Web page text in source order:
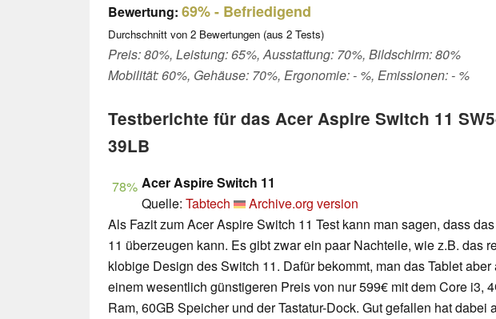
Bewertung: 69%- Befriedigend
Durchschnitt von 2 Bewertungen (aus 2 Tests)
Preis: 80%, Leistung: 65%, Ausstattung: 70%, Bildschirm: 80%
Mobilität: 60%, Gehäuse: 70%, Ergonomie: - %, Emissionen: - %
Testberichte für das Acer Aspire Switch 11
39LB
78% Acer Aspire Switch 11
Quelle: Tabtech
Archive.org version
Als Fazit zum Acer Aspire Switch 11 Test kann man sagen, dass
11 überzeugen kann. Es gibt zwar ein paar Nachteile, wie z.B. das
klobige Design des Switch 11. Dafür bekommt, man das Tablet aber
einem wesentlich günstigeren Preis von nur 599€ mit dem Core i3,
Ram, 60GB Speicher und der Tastatur-Dock. Gut gefallen hat dabei